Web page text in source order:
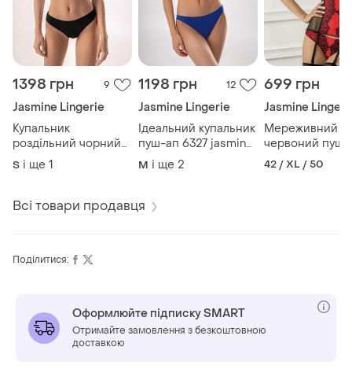
1398 грн 9
Jasmine Lingerie
Купальник
роздільний чорний
балконет пуш-ап від
jasmine. розміри 75а
S і ще 1
1198 грн 12
Jasmine Lingerie
Ідеальний купальник
пуш-ап 6327 jasmine
M і ще 2
699 грн
Jasmine
Мереживний
червоний пуш-
80с від jasmine
42 / XL / 50
Всі товари продавця
Поділитися:
Оформлюйте підписку SMART
Отримайте замовлення з безкоштовною
доставкою